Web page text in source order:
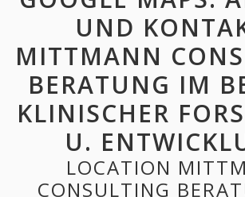
UND
MITTMANN
BERATUNG IM
KLINISCHER
U.
LOCATION
CONSULTING